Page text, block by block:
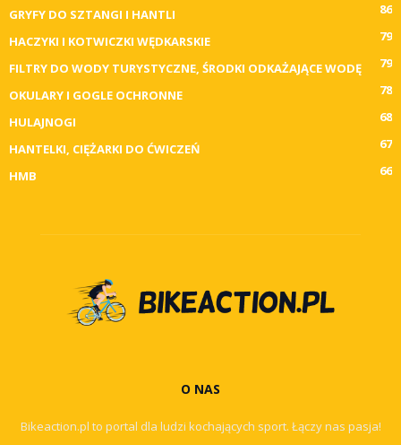
GRYFY DO SZTANGI I HANTLI
86
HACZYKI I KOTWICZKI WĘDKARSKIE
79
FILTRY DO WODY TURYSTYCZNE, ŚRODKI ODKAŻAJĄCE WODĘ
79
OKULARY I GOGLE OCHRONNE
78
HULAJNOGI
68
HANTELKI, CIĘŻARKI DO ĆWICZEŃ
67
HMB
66
O NAS
Bikeaction.pl to portal dla ludzi kochających sport. Łączy nas pasja!